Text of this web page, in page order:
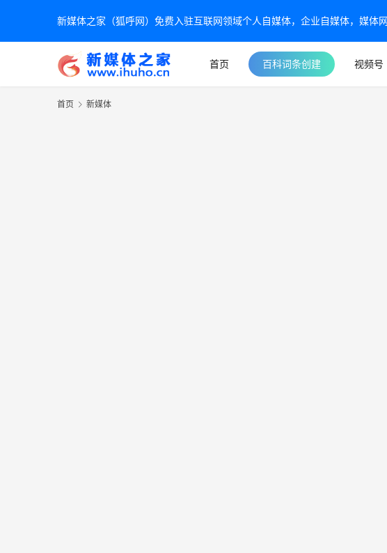
新媒体之家（狐呼网）免费入驻互联网领域个人自媒体，企业自媒体，媒体
首页 百科词条创建 视频号
首页 新媒体